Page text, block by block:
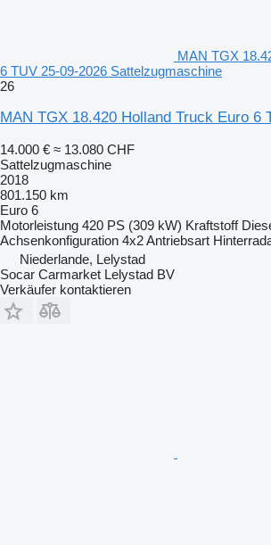
MAN TGX
6 TUV 25-09-2026 Sattelzugmaschine
26
MAN TGX 18.420 Holland Truck Euro 6
14.000 € ≈ 13.080 CHF
Sattelzugmaschine
2018
801.150 km
Euro 6
Motorleistung 420 PS (309 kW) Kraftstoff
Achsenkonfiguration 4x2Antriebsart
Niederlande, Lelystad
Socar Carmarket Lelystad BV
Verkäufer kontaktieren